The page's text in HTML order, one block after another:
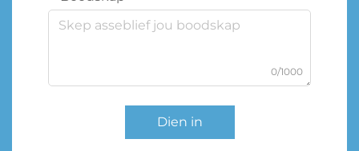
0/1000
Dien in